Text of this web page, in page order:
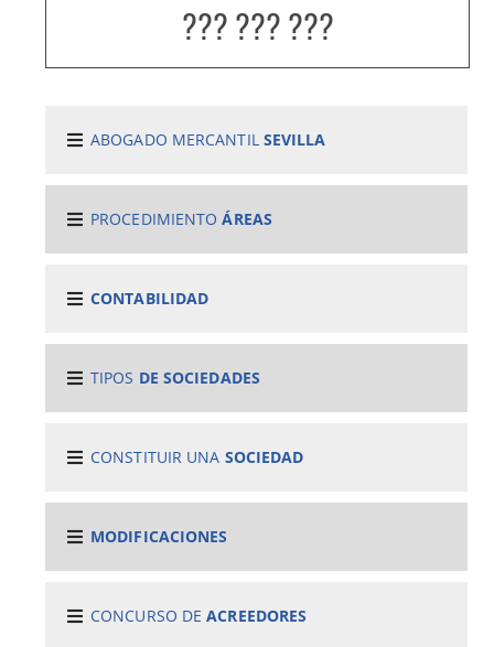
??? ??? ???
ABOGADO MERCANTIL SEVILLA
PROCEDIMIENTOÁREAS
CONTABILIDAD
TIPOS DE SOCIEDADES
CONSTITUIR UNA SOCIEDAD
MODIFICACIONES
CONCURSO DEACREEDORES